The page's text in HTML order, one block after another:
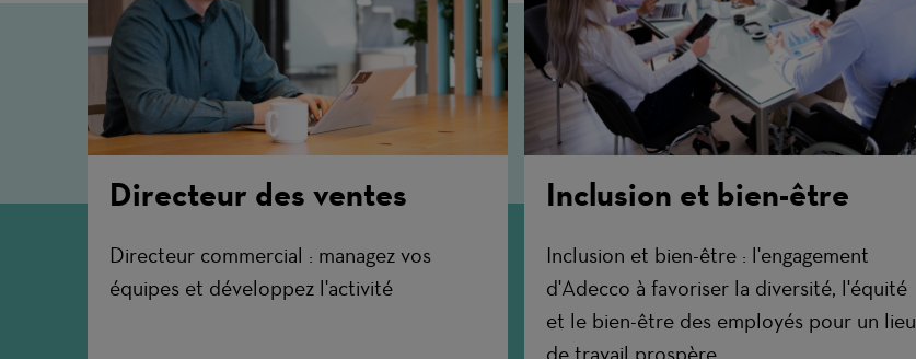
Directeur des ventes
Directeur commercial : managez vos
équipes et développez l'activité
Inclusion et bien-être
Inclusion et bien-être : l'engagement
d'Adecco à favoriser la diversité, l'équité
et le bien-être des employés pour un lieu